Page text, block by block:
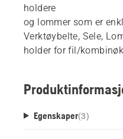
holdere
og lommer som er
Verktøybelte, Sele,
holder for fil/
Egenskaper(3)